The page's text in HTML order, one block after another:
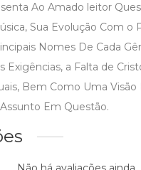
Ao Amado leitor
Sua Evolução Com o
Nomes De Cada
Exigências, a Falta de
Bem Como Uma Visão
Em Questão.